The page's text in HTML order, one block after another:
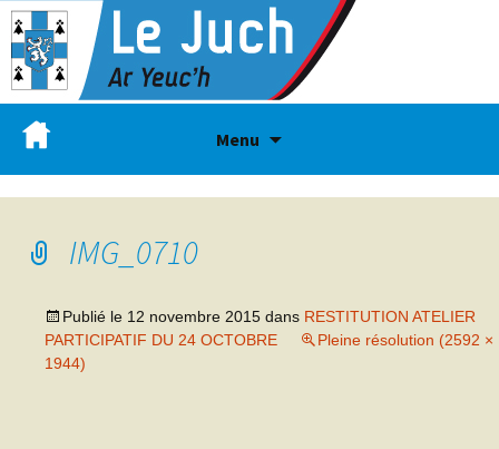
Menu
IMG_0710
Publié le 12 novembre 2015 dans RESTITUTION ATELIER
PARTICIPATIF DU 24 OCTOBRE
Pleine résolution (2592 ×
1944)